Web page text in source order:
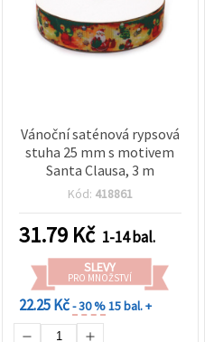
Vánoční saténová rypsová
stuha 25 mm s motivem
Santa Clausa, 3 m
Kód: 418861
31.79 Kč 1-14 bal.
SLEVY
PRO MNOŽSTVÍ
22.25 Kč- 30 %15 bal. +